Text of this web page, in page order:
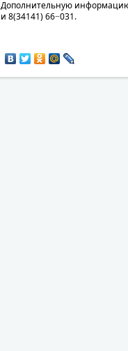
Дополнительную
и 8(34141) 66−031.